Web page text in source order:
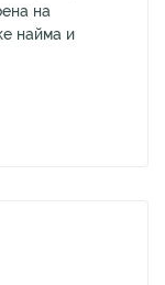
на
найма и